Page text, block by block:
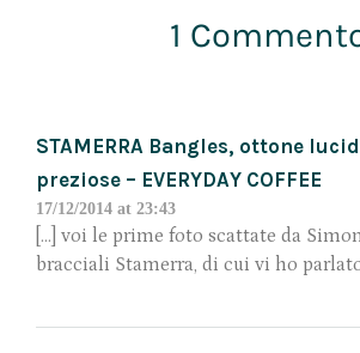
1
STAMERRA Bangles, ottone
preziose – EVERYDAY COFFEE
17/12/2014 at 23:43
[…] voi le prime foto scattate da
bracciali Stamerra, di cui vi ho